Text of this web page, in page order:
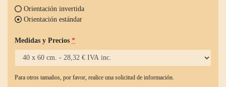
Orientación invertida
Orientación estándar
Medidas y Precios *
Para otros tamaños, por favor, realice una solicitud de información.